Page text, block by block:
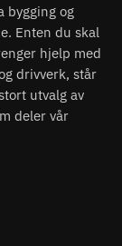
bygging og
Enten du skal
hjelp med
drivverk, står
utvalg av
deler vår